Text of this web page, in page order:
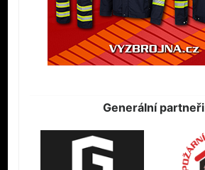
Generální partneři